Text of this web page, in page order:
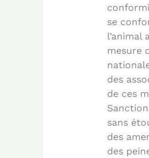
se
l’animal
mesure
des
de ces
sans
des
des